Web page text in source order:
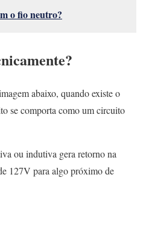
o fio neutro?
abaixo, quando existe o
se comporta como um circuito
ou indutiva gera retorno na
127V para algo próximo de